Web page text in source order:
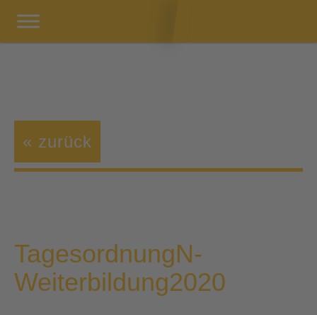
« zurück
TagesordnungN-
Weiterbildung2020